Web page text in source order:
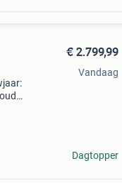
€ 2.799,99
Vandaag
Dagtopper